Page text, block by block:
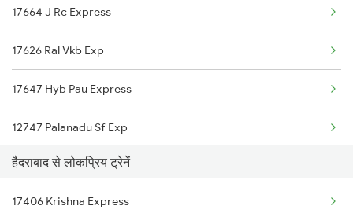
Vikarabad to Hubli Trains
Vikarabad to Udgir Trains
Vikarabad to Visakhapatnam Trains
Vikarabad to Wadi Trains
Vikarabad to Warangal Trains
17664 J Rc Express
17626 Ral Vkb Exp
17647 Hyb Pau Express
12747 Palanadu Sf Exp
18519 Vskp Ltt Expres
12026 Pune Shatabdi
हैदराबाद से लोकप्रिय ट्रेनें
17406 Krishna Express